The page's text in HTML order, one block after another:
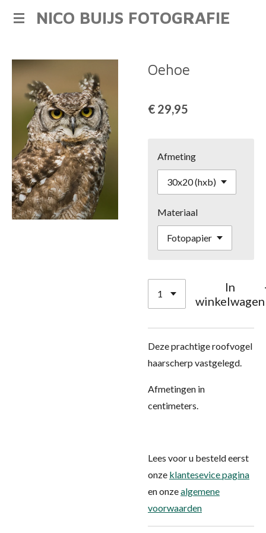
Ga
de
hoofdinhoud
NICO BUIJS FOTOGRAFIE
Oehoe
€ 29,95
Afmeting
Materiaal
In
winkelwagen
Deze prachtige roofvogel
haarscherp vastgelegd.
Afmetingen in
centimeters.
Lees voor u besteld eerst
onze klantesevice pagina
en onzealgemene
voorwaarden